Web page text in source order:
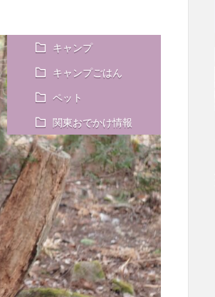
キャンプ
キャンプごはん
ペット
関東おでかけ情報